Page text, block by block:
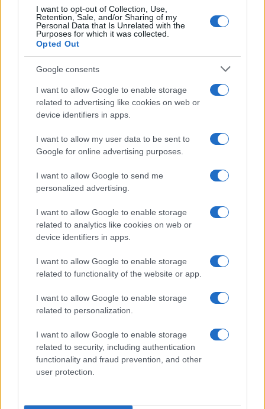
I want to opt-out of Collection, Use,
Retention, Sale, and/or Sharing of my
Personal Data that Is Unrelated with the
Purposes for which it was collected.
Opted Out
Google consents
I want to allow Google to enable storage
related to advertising like cookies on web or
device identifiers in apps.
I want to allow my user data to be sent to
Google for online advertising purposes.
I want to allow Google to send me
personalized advertising.
I want to allow Google to enable storage
related to analytics like cookies on web or
device identifiers in apps.
I want to allow Google to enable storage
related to functionality of the website or app.
I want to allow Google to enable storage
related to personalization.
I want to allow Google to enable storage
related to security, including authentication
functionality and fraud prevention, and other
user protection.